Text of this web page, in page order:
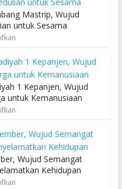
Mastrip, Wujud
untuk Sesama
1 Kepanjen, Wujud
untuk Kemanusiaan
Wujud Semangat
Kehidupan